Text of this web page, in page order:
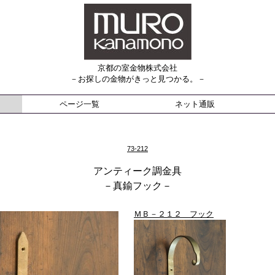
京都の室金物株式会社
－お探しの金物がきっと見つかる。－
ページ一覧 ネット通販
73-212
アンティーク調金具
－真鍮フック－
ＭＢ－２１２ フック